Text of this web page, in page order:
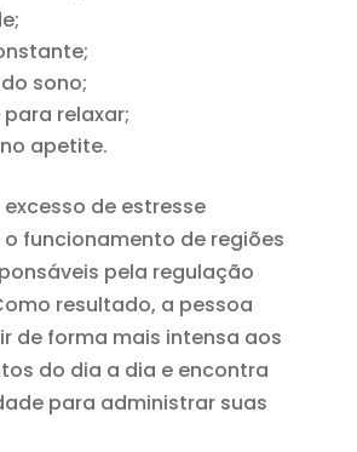
sono;
relaxar;
apetite.
de estresse
funcionamento de regiões
pela regulação
resultado, a pessoa
de forma mais intensa aos
do dia a dia e encontra
para administrar suas